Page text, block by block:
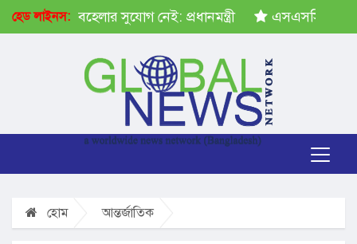
হেড লাইনস:
গ্রহণে অবহেলার সুযোগ নেই: প্রধানমন্ত্রী এসএসসির ফল
হোম আন্তর্জাতিক